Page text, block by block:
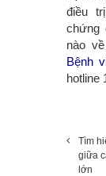
điều
chứng
nào
Bệnh
hotline
Tìm
giữa
lớn